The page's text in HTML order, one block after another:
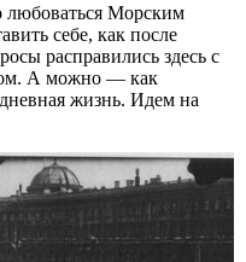
Морским
себе, как после
расправились здесь с
А можно — как
жизнь. Идем на